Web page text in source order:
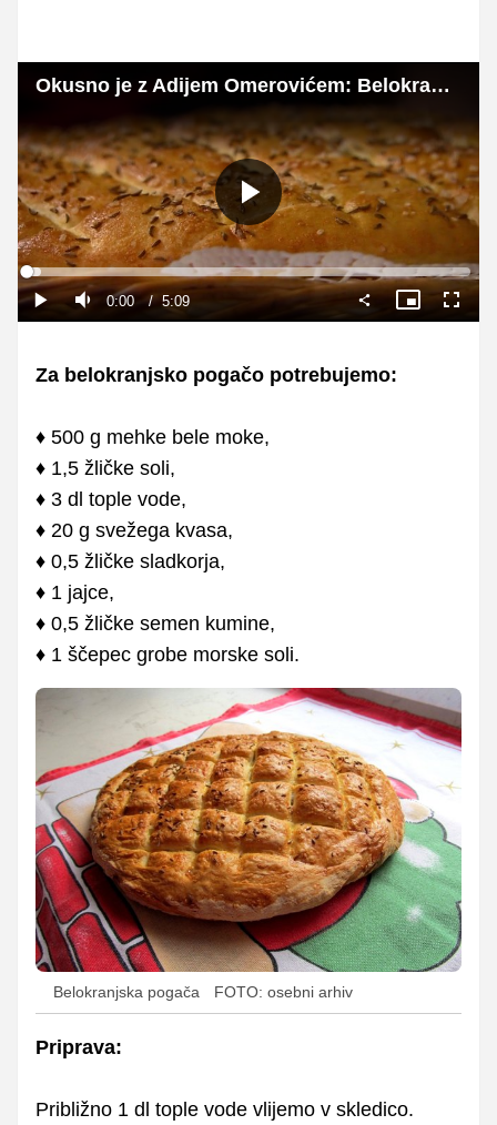
Okusno je z Adijem Omerovićem: Belokranjska pogača
Predvajaj
PredvajajTihoCurrent
0:00 / Duration
5:09
Loaded:
3.21%
Slika
v
način
Za belokranjsko pogačo potrebujemo:
♦ 500 g mehke bele moke,
♦ 1,5 žličke soli,
♦ 3 dl tople vode,
♦ 20 g svežega kvasa,
♦ 0,5 žličke sladkorja,
♦ 1 jajce,
♦ 0,5 žličke semen kumine,
♦ 1 ščepec grobe morske soli.
Belokranjska pogača FOTO: osebni arhiv
Priprava:
Približno 1 dl tople vode vlijemo v skledico.